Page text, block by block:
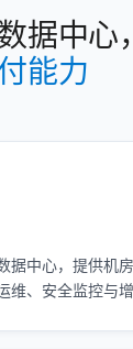
据中心
能力
据中心，提供机
维、安全监控与增